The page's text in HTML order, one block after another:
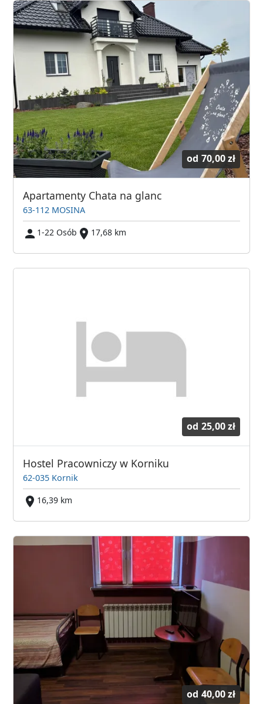
od 70,00 zł
Apartamenty Chata na glanc
63-112 MOSINA
1-22 Osób
17,68 km
od 25,00 zł
Hostel Pracowniczy w Korniku
62-035 Kornik
16,39 km
od 40,00 zł